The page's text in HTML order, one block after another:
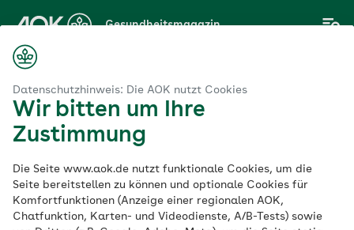
Datenschutzhinweis: Die AOK nutzt Cookies
Wir bitten um Ihre
Zustimmung
Die Seite www.aok.de nutzt funktionale Cookies, um die
Seite bereitstellen zu können und optionale Cookies für
Komfortfunktionen (Anzeige einer regionalen AOK,
Chatfunktion, Karten- und Videodienste, A/B-Tests) sowie
Hauptinhalt
springen
Gesundheitsmagazin
Herzgesundheit: So